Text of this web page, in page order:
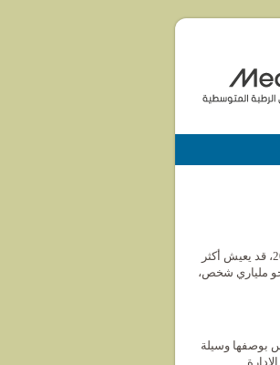
من المرجح أن يزداد الإجهاد المائي بسرعة في جميع أنحاء العالم خلال العقود القليلة القادمة. فبحلول عام 2050، قد يعيش أكثر
ملياري شخص،
سنويا في 22 آذار/مارس بوصفها وسيلة